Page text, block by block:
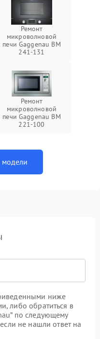
Ремонт
микроволновой
печи Gaggenau BM
241-131
Ремонт
микроволновой
печи Gaggenau BM
221-100
модели
ниже
либо обратиться в
по следующему
если не нашли ответ на